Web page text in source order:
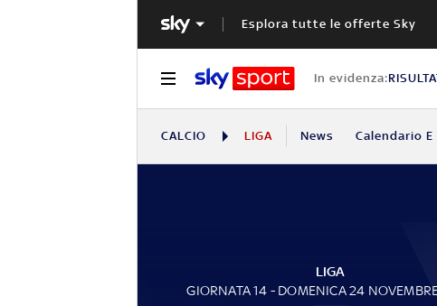
Esplora tutte le offerte Sky
In evidenza:
CALCIO LIGA News Calendario
LIGA
GIORNATA 14 - DOMENICA 24